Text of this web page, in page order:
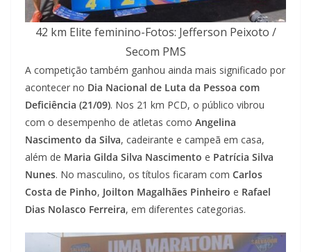
42 km Elite feminino-Fotos: Jefferson Peixoto /
Secom PMS
A competição também ganhou ainda mais significado por
acontecer no Dia Nacional de Luta da Pessoa com
Deficiência (21/09). Nos 21 km PCD, o público vibrou
com o desempenho de atletas como Angelina
Nascimento da Silva, cadeirante e campeã em casa,
além de Maria Gilda Silva Nascimento e Patrícia Silva
Nunes. No masculino, os títulos ficaram com Carlos
Costa de Pinho, Joilton Magalhães Pinheiro e Rafael
Dias Nolasco Ferreira, em diferentes categorias.